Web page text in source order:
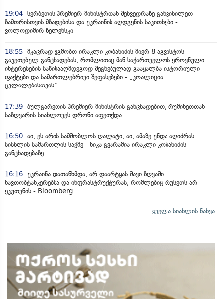
19:04 სერბეთის პრემიერ-მინისტრთან შეხვედრაზე განვიხილეთ
ზამთრისთვის მზადებისა და უკრაინის აღდგენის საკითხები -
ვოლოდიმირ ზელენსკი
18:55 მკაცრად ვგმობთ ირაკლი კობახიძის მიერ 8 აგვისტოს
გაკეთებულ განცხადებას, რომლითაც მან საქართველოს ეროვნული
ინტერესების საწინააღმდეგოდ შეგნებულად გააყალბა ისტორიული
ფაქტები და სამართლებრივი შეფასებები - „კოალიცია
ცვლილებისთვის“
17:39 ბულგარეთის პრემიერ-მინისტრის განცხადებით, რუმინეთთან
საზღვარის სიახლოვეს დრონი აფეთქდა
16:50 აი, ეს არის სამშობლოს ღალატი, აი, ამაზე უნდა აღიძრას
სისხლის სამართლის საქმე - ნიკა გვარამია ირაკლი კობახიძის
განცხადებაზე
16:16 უკრაინა დათანხმდა, არ დაარტყას შავი ზღვაში
ნავთობტანკერებსა და ინფრასტრუქტურას, რომლებიც რუსეთს არ
ეკუთვნის - Bloomberg
ყველა სიახლის ნახვა